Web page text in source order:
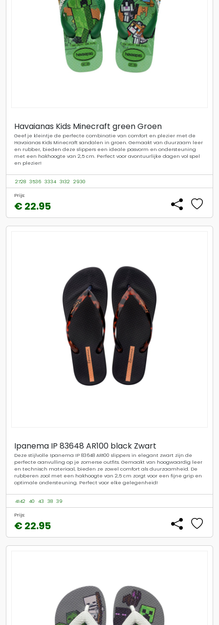
Havaianas Kids Minecraft green Groen
Geef je kleintje de perfecte combinatie van comfort en plezier met de
Havaianas Kids Minecraft sandalen in groen. Gemaakt van duurzaam leer
en rubber, bieden deze slippers een ideale pasvorm en ondersteuning
met een hakhoogte van 2,5 cm. Perfect voor avontuurlijke dagen vol spel
en plezier!
2728 3536 3334 3132 2930
Prijs:
€ 22.95
Ipanema IP 83648 AR100 black Zwart
Deze stijlvolle Ipanema IP 83648 AR100 slippers in elegant zwart zijn de
perfecte aanvulling op je zomerse outfits. Gemaakt van hoogwaardig leer
en technisch materiaal, bieden ze zowel comfort als duurzaamheid. De
rubberen zool met een hakhoogte van 2,5 cm zorgt voor een fijne grip en
optimale ondersteuning. Perfect voor elke gelegenheid!
4142 40 43 38 39
Prijs:
€ 22.95